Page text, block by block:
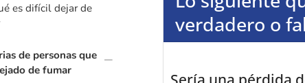
es difícil dejar de
de personas que
de fumar